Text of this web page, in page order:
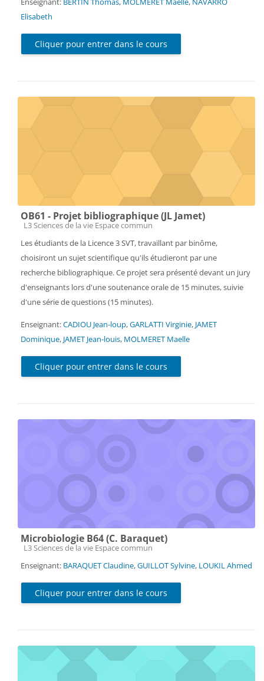
Elisabeth
Cliquer pour entrer dans le cours
OB61 - Projet bibliographique (JL Jamet)
Catégorie de cours
L3 Sciences de la vie Espace commun
Les étudiants de la Licence 3 SVT, travaillant par binôme,
choisiront un sujet scientifique qu'ils étudieront par une
recherche bibliographique. Ce projet sera présenté devant un jury
d'enseignants lors d'une soutenance orale de 15 minutes, suivie
d'une série de questions (15 minutes).
Enseignant:CADIOU Jean-loup,GARLATTI Virginie, JAMET
Dominique, JAMET Jean-louis, MOLMERET Maelle
Cliquer pour entrer dans le cours
Microbiologie B64 (C. Baraquet)
Catégorie de cours
L3 Sciences de la vie Espace commun
Enseignant: BARAQUET Claudine,GUILLOT Sylvine, LOUKIL Ahmed
Cliquer pour entrer dans le cours